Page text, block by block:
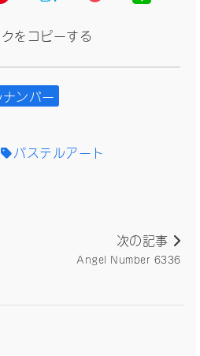
クをコピーする
ンバー
パステルアート
次の記事
Angel Number 6336